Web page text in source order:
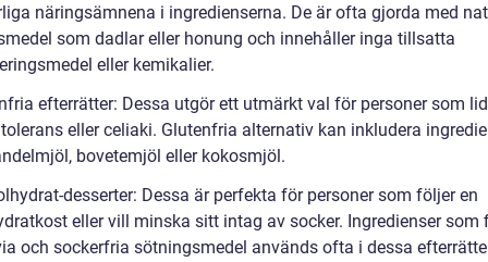
näringsämnena i ingredienserna. De är ofta gjorda med
som dadlar eller honung och innehåller inga tillsatta
eller kemikalier.
efterrätter: Dessa utgör ett utmärkt val för personer som
eller celiaki. Glutenfria alternativ kan inkludera
bovetemjöl eller kokosmjöl.
desserter: Dessa är perfekta för personer som följer en
eller vill minska sitt intag av socker. Ingredienser som
och sockerfria sötningsmedel används ofta i dessa